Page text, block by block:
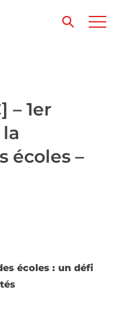
– 1er
écoles –
écoles : un défi